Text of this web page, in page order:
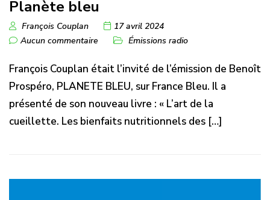
Planète bleu
François Couplan
17 avril 2024
Aucun commentaire
Émissions radio
François Couplan était l’invité de l’émission de Benoît
Prospéro, PLANETE BLEU, sur France Bleu. Il a
présenté de son nouveau livre : « L’art de la
cueillette. Les bienfaits nutritionnels des […]